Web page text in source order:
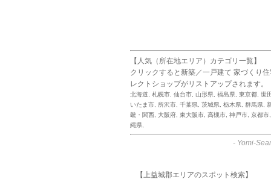
【人気（所在地エリア）カテゴリ一覧】
クリックすると新築／一戸建て 家づくり
レクトショップがリストアップされます。
北海道 札幌市 仙台市 山形県 福島県 東京都 世
いたま市
所沢市 千葉県 茨城県 栃木県 群馬県
畿・関西
大阪府 東大阪市 高槻市 神戸市 京都市
縄県
- Yomi-
【上益城郡エリアのスポット検索】